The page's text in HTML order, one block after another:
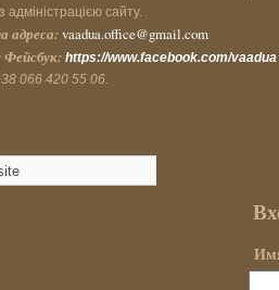
адміністрацією сайту.
адреса: vaadua.office@gmail.com
https://www.facebook.com/vaadua
066 420 55 06.